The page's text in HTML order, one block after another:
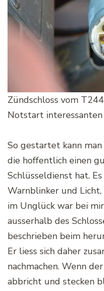
Zündschloss vom
Notstart
So gestartet kann
die hoffentlich einen
Schlüsseldienst hat.
Warnblinker und
im Unglück war bei
ausserhalb des
beschrieben beim
Er liess sich daher
nachmachen. Wenn
abbricht und stecken